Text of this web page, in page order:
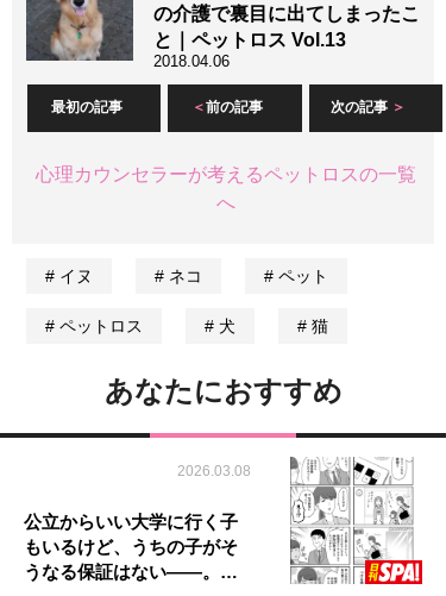
の介護で裏目に出てしまったこ
と｜ペットロス Vol.13
2018.04.06
最初の記事 前の記事 次の記事
心理カウンセラーが考えるペットロスの一覧
へ
イヌ ネコ ペット
ペットロス 犬 猫
あなたにおすすめ
2026.03.08
公立からいい大学に行く子
もいるけど、うちの子がそ
うなる保証はない――。…